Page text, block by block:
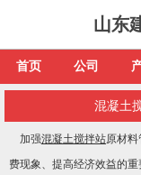
山东
首页 公司
混凝土
加强混凝土搅拌站原材
费现象、提高经济效益的